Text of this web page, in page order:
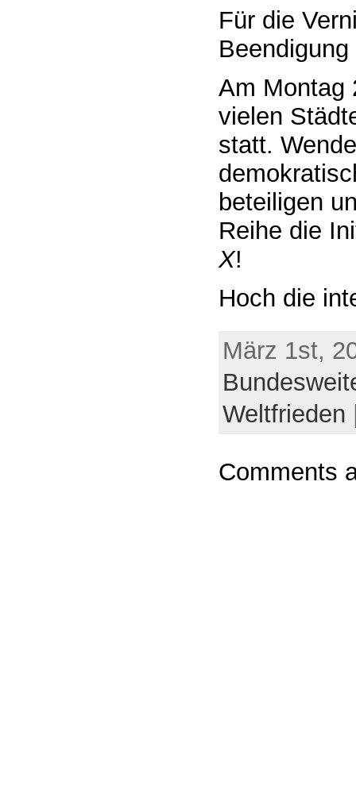
Für die
Am Montag
vielen
statt.
beteiligen
Reihe die
X!
Hoch die
März 1st,
Weltfrieden
Comments